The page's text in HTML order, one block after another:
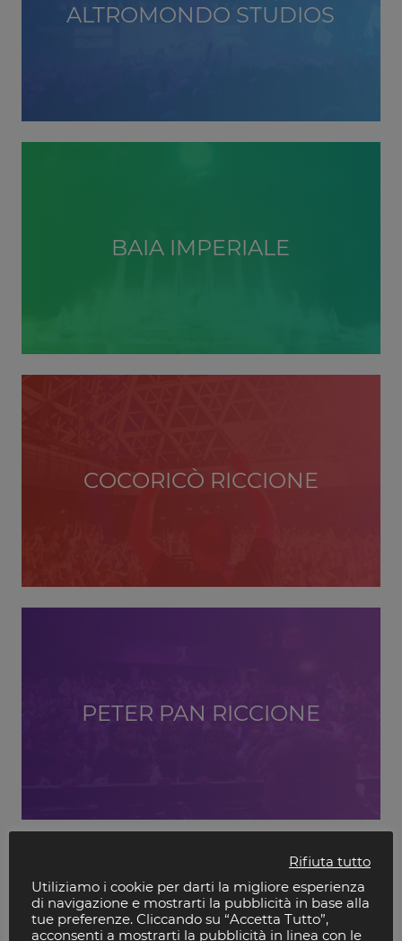
ALTROMONDO STUDIOS
BAIA IMPERIALE
COCORICÒ RICCIONE
PETER PAN RICCIONE
Rifiuta tutto
Utiliziamo i cookie per darti la migliore esperienza
di navigazione e mostrarti la pubblicità in base alla
tue preferenze. Cliccando su “Accetta Tutto”,
acconsenti a mostrarti la pubblicità in linea con le